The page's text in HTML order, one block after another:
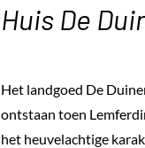
Huis De
Het landgoed De
ontstaan toen
het heuvelachtige